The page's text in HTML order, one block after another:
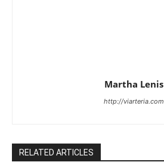
Martha Lenis
http://viarteria.com
RELATED ARTICLES